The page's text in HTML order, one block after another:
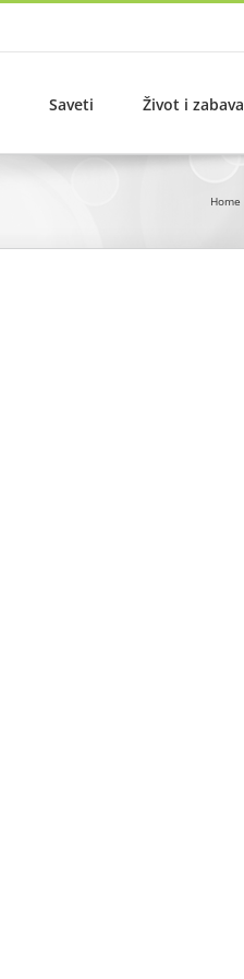
Saveti Život i zabava
Home